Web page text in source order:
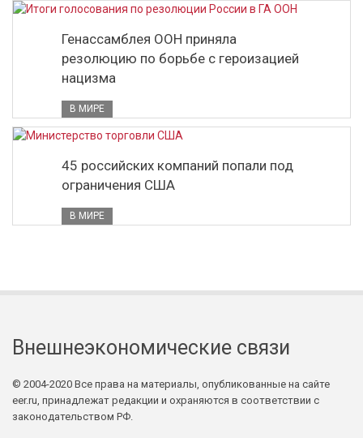
Генассамблея ООН приняла
резолюцию по борьбе с героизацией
нацизма
В МИРЕ
45 российских компаний попали под
ограничения США
В МИРЕ
Внешнеэкономические связи
© 2004-2020 Все права на материалы, опубликованные на сайте
eer.ru, принадлежат редакции и охраняются в соответствии с
законодательством РФ.